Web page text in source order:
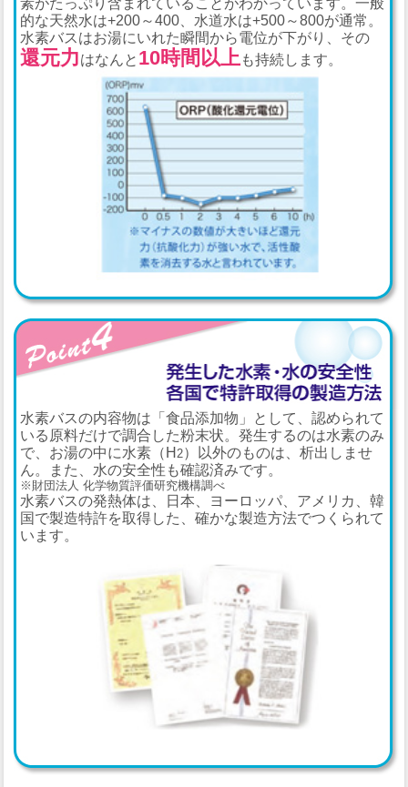
的な天然水は+200～400、水道水は+500～800が通常。
水素バスはお湯にいれた瞬間から電位が下がり、その
還元力はなんと 10時間以上も持続します。
水素バスの内容物は「食品添加物」として、認められて
いる原料だけで調合した粉末状。発生するのは水素のみ
で、お湯の中に水素（H 2）以外のものは、析出しませ
ん。また、水の安全性も確認済みです。
※財団法人 化学物質評価研究機構調べ
水素バスの発熱体は、日本、ヨーロッパ、アメリカ、韓
国で製造特許を取得した、確かな製造方法でつくられて
います。